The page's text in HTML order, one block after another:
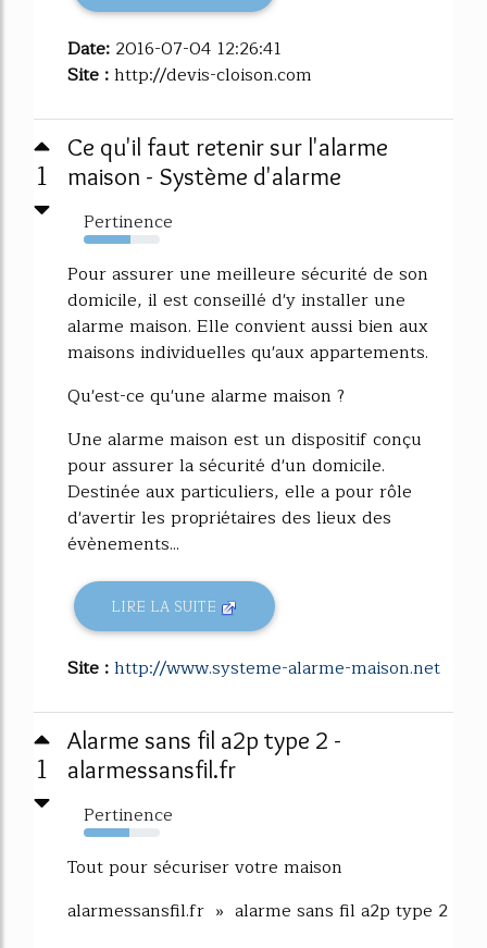
Date: 2016-07-04 12:26:41
Site :http://devis-cloison.com
1
Ce qu'il faut retenir sur l'alarme
maison - Système d'alarme
Pertinence
62%
Pour assurer une meilleure sécurité de son
domicile, il est conseillé d'y installer une
alarme maison. Elle convient aussi bien aux
maisons individuelles qu'aux appartements.
Qu'est-ce qu'une alarme maison ?
Une alarme maison est un dispositif conçu
pour assurer la sécurité d'un domicile.
Destinée aux particuliers, elle a pour rôle
d'avertir les propriétaires des lieux des
évènements...
LIRE LA SUITE
Site :http://www.systeme-alarme-maison.net
1
Alarme sans fil a2p type 2 -
alarmessansfil.fr
Pertinence
60%
Tout pour sécuriser votre maison
alarmessansfil.fr » alarme sans fil a2p type 2